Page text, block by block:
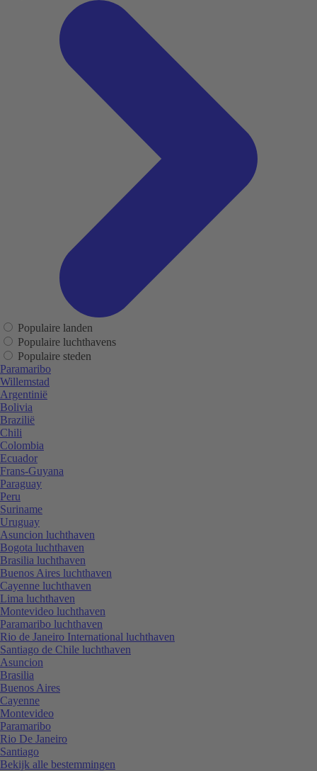
Populaire landen
Populaire luchthavens
Populaire steden
Paramaribo
Willemstad
Argentinië
Bolivia
Brazilië
Chili
Colombia
Ecuador
Frans-Guyana
Paraguay
Peru
Suriname
Uruguay
Asuncion luchthaven
Bogota luchthaven
Brasilia luchthaven
Buenos Aires luchthaven
Cayenne luchthaven
Lima luchthaven
Montevideo luchthaven
Paramaribo luchthaven
Rio de Janeiro International luchthaven
Santiago de Chile luchthaven
Asuncion
Brasilia
Buenos Aires
Cayenne
Montevideo
Paramaribo
Rio De Janeiro
Santiago
Bekijk alle bestemmingen